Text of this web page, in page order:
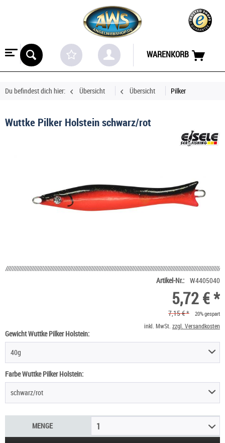
WARENKORB
Du befindest dich hier: Übersicht Übersicht Pilker
Wuttke Pilker Holstein schwarz/rot
Artikel-Nr.: W4405040
5,72 € *
7,15 € * 20% gespart
inkl. MwSt. zzgl. Versandkosten
Gewicht Wuttke Pilker Holstein:
40g
Farbe Wuttke Pilker Holstein:
schwarz/rot
MENGE 1